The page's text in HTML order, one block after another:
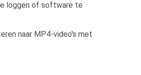
loggen of software te
naar MP4-video's met